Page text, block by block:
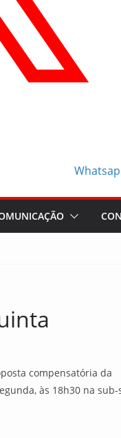
compensatória da
às 18h30 na sub-